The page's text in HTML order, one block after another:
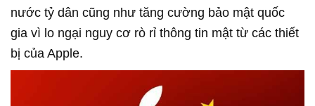
nước tỷ dân cũng như tăng cường bảo mật quốc
gia vì lo ngại nguy cơ rò rỉ thông tin mật từ các thiết
bị của Apple.